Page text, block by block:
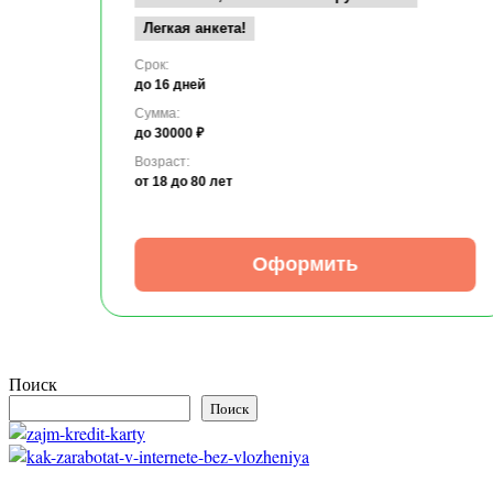
Легкая анкета!
Срок:
до 16 дней
Сумма:
до 30000 ₽
Возраст:
от 18 до 80 лет
Оформить
Поиск
Поиск